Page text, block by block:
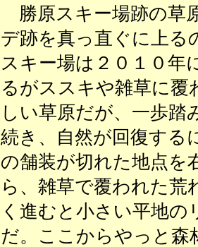
勝原スキー場跡の草
デ跡を真っ直ぐに上る
スキー場は２０１０年
るがススキや雑草に
しい草原だが、一歩踏
続き、自然が回復する
の舗装が切れた地点を
ら、雑草で覆われた荒
く進むと小さい平地の
だ。ここからやっと森